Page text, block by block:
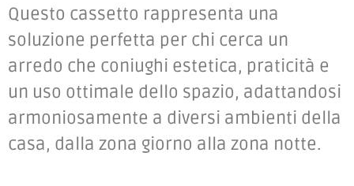
Questo cassetto rappresenta una
soluzione perfetta per chi cerca un
arredo che coniughi estetica, praticità e
un uso ottimale dello spazio, adattandosi
armoniosamente a diversi ambienti della
casa, dalla zona giorno alla zona notte.